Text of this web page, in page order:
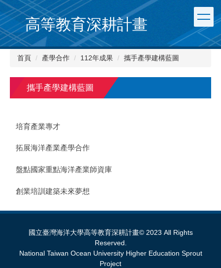
跳
到
主
要
內
高等教育深耕計畫
首頁 產學合作 112年成果 攜手產學建構藍圖
攜手產學建構藍圖
培育產業專才
拓展海洋產業產學合作
盤點國家重點海洋產業師資庫
創業培訓建築未來夢想
國立臺灣海洋大學高等教育深耕計畫© 2023 All Rights
Reserved.
National Taiwan Ocean University Higher Education Sprout
Project